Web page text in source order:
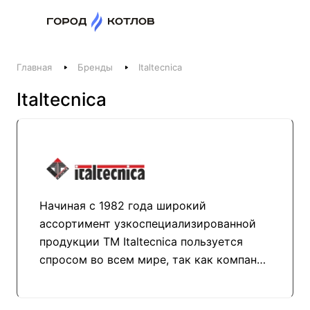
Телефоны
+375 44 511-06-41
+375 44 521-06-41
Печи, камины, бани
Заказать звонок
Главная Бренды Italtecnica
Italtecnica
Начиная с 1982 года широкий
ассортимент узкоспециализированной
продукции ТМ Italtecnica пользуется
спросом во всем мире, так как компания